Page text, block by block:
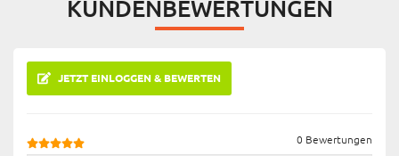
KUNDENBEWERTUNGEN
JETZT EINLOGGEN & BEWERTEN
0 Bewertungen